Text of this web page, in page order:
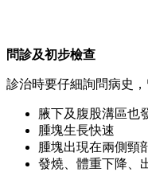
問診及初步檢查
診治時要仔細詢問病史
腋下及腹股溝區也
腫塊生長快速
腫塊出現在兩側頸
發燒、體重下降、